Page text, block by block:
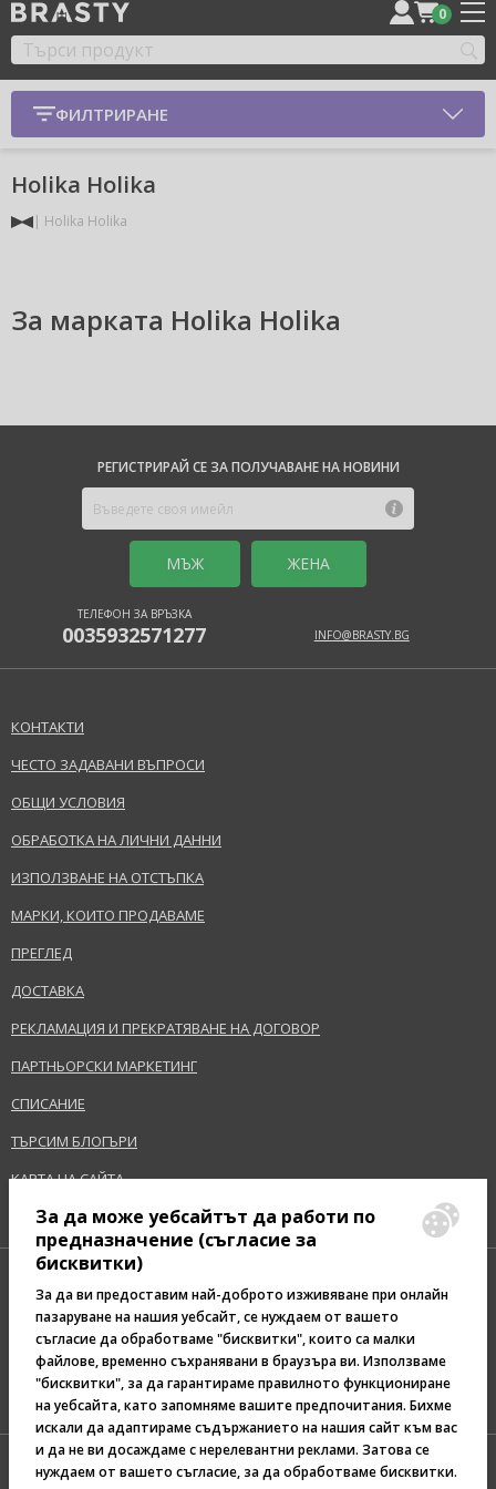
0
ФИЛТРИРАНЕ
Holika Holika
Holika Holika
За марката Holika Holika
РЕГИСТРИРАЙ СЕ ЗА ПОЛУЧАВАНЕ НА НОВИНИ
MЪЖ ЖЕНА
ТЕЛЕФОН ЗА ВРЪЗКА
0035932571277 INFO@BRASTY.BG
КОНТАКТИ
ЧЕСТО ЗАДАВАНИ ВЪПРОСИ
ОБЩИ УСЛОВИЯ
ОБРАБОТКА НА ЛИЧНИ ДАННИ
ИЗПОЛЗВАНЕ НА ОТСТЪПКА
МАРКИ, КОИТО ПРОДАВАМЕ
ПРЕГЛЕД
ДОСТАВКА
РЕКЛАМАЦИЯ И ПРЕКРАТЯВАНЕ НА ДОГОВОР
ПАРТНЬОРСКИ МАРКЕТИНГ
СПИСАНИЕ
ТЪРСИМ БЛОГЪРИ
КАРТА НА САЙТА
Pazaruvaj - Надежден
помощник за покупки
За да може уебсайтът да работи по
предназначение (съгласие за
бисквитки)
За да ви предоставим най-доброто изживяване при онлайн
пазаруване на нашия уебсайт, се нуждаем от вашето
съгласие да обработваме "бисквитки", които са малки
файлове, временно съхранявани в браузъра ви. Използваме
"бисквитки", за да гарантираме правилното функциониране
на уебсайта, като запомняме вашите предпочитания. Бихме
искали да адаптираме съдържанието на нашия сайт към вас
и да не ви досаждаме с нерелевантни реклами. Затова се
нуждаем от вашето съгласие, за да обработваме бисквитки.